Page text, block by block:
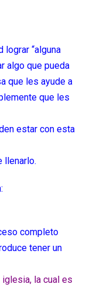
“alguna
algo que pueda
que les ayude a
que les
estar con esta
llenarlo.
completo
tener un
la cual es